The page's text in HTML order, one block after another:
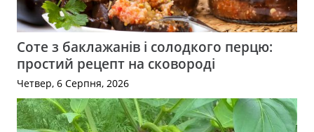
Соте з баклажанів і солодкого перцю:
простий рецепт на сковороді
Четвер, 6 Серпня, 2026